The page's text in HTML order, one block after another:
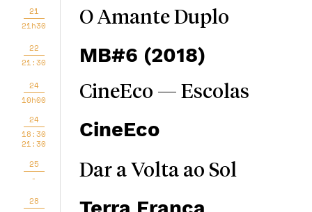
21
21h30
O Amante Duplo
22
21:30
MB#6 (2018)
24
10h00
CineEco — Escolas
24
18:30
21:30
CineEco
25
-
Dar a Volta ao Sol
28